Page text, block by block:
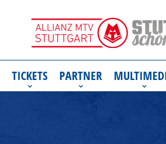
TICKETS PARTNER